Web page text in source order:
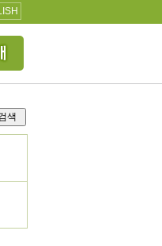
색